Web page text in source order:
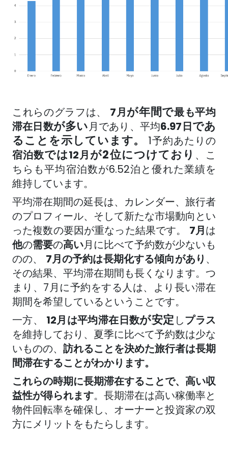
これらのグラフは、 7月が年間で最も平均
滞在日数が多い月であり 、平均6.97日であ
ることを示しています。
1予約あたりの
宿泊数では12月が2位につけており 、こ
ちらも平均宿泊数が6.52泊と優れた業績を
維持しています。
平均滞在期間の延長は、カレンダー、旅行者
のプロフィール、そして新たな市場動向とい
った複数の要因が重なった結果です。 7月は
他の需要の高い月に比べて予約数が少ないも
のの、
7月の予約は長期化する傾向があり 、
その結果、平均滞在期間も長くなります。つ
まり、7月に予約をする人は、より長い滞在
期間を希望しているということです。
一方、
12月は平均滞在日数が安定しプラス
を維持しており 、夏季に比べて予約数は少な
いものの、 訪れることを決めた旅行者は長期
間滞在することがわかります。
これらの時期に長期滞在することで、高い収
益性が得られます。長期滞在は高い稼働率と
物件回転率を確保し、オーナーと投資家の双
方にメリットをもたらします。